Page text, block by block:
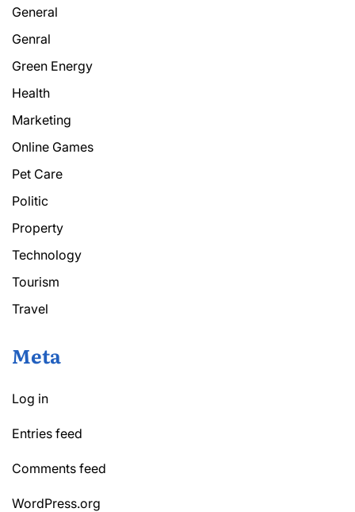
General
Genral
Green Energy
Health
Marketing
Online Games
Pet Care
Politic
Property
Technology
Tourism
Travel
Meta
Log in
Entries feed
Comments feed
WordPress.org